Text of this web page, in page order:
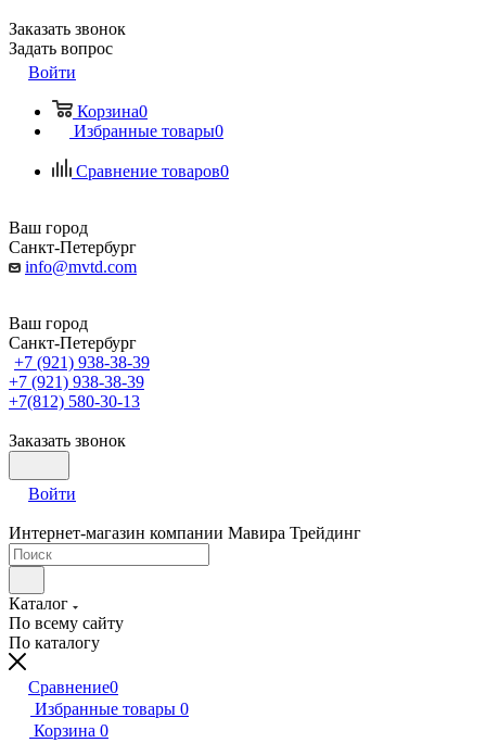
Заказать звонок
Задать вопрос
Войти
Корзина0
Избранные товары0
Сравнение товаров0
Ваш город
Санкт-Петербург
info@mvtd.com
Ваш город
Санкт-Петербург
+7 (921) 938-38-39
+7 (921) 938-38-39
+7(812) 580-30-13
Заказать звонок
Войти
Интернет-магазин компании Мавира Трейдинг
Каталог
По всему сайту
По каталогу
Сравнение0
Избранные товары 0
Корзина 0